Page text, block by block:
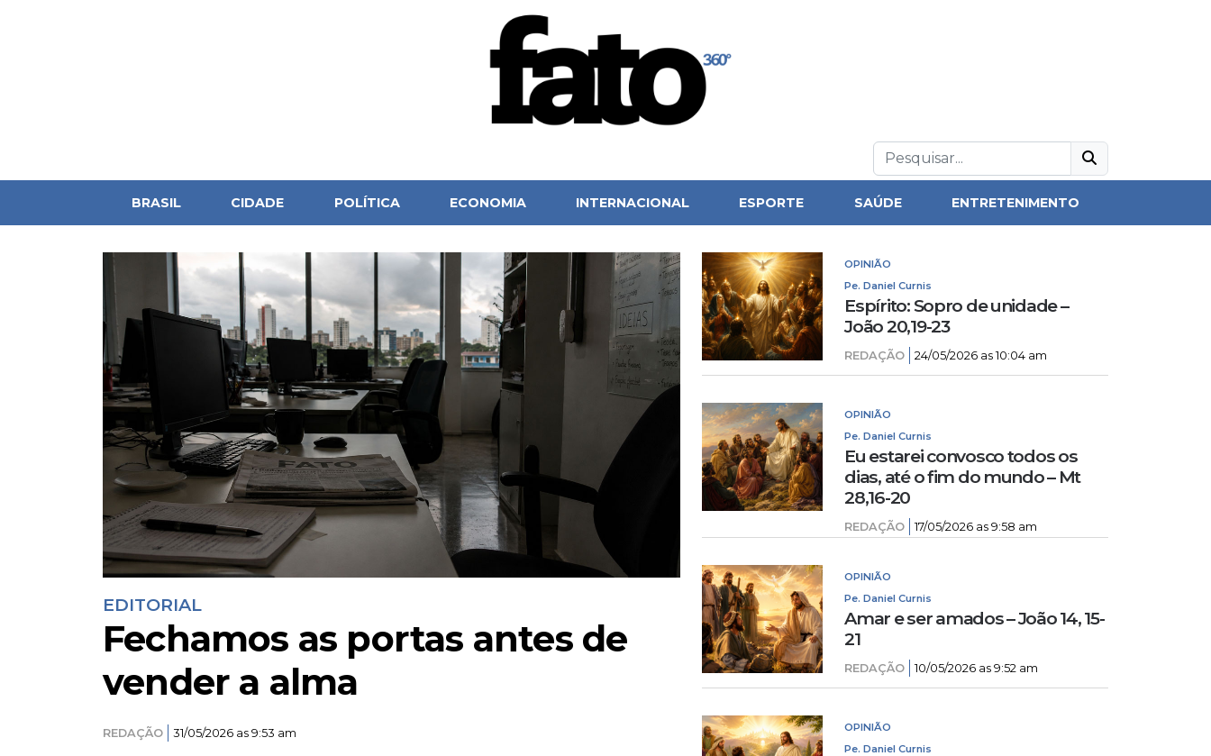
BRASIL CIDADE POLÍTICA ECONOMIA INTERNACIONAL ESPORTE SAÚDE ENTRETENIMENTO
EDITORIAL
Fechamos as portas antes de
vender a alma
REDAÇÃO 31/05/2026 as 9:53 am
OPINIÃO
Pe. Daniel Curnis
Espírito: Sopro de unidade –
João 20,19-23
REDAÇÃO 24/05/2026 as 10:04 am
OPINIÃO
Pe. Daniel Curnis
Eu estarei convosco todos os
dias, até o fim do mundo – Mt
28,16-20
REDAÇÃO 17/05/2026 as 9:58 am
OPINIÃO
Pe. Daniel Curnis
Amar e ser amados – João 14, 15-
21
REDAÇÃO 10/05/2026 as 9:52 am
OPINIÃO
Pe. Daniel Curnis